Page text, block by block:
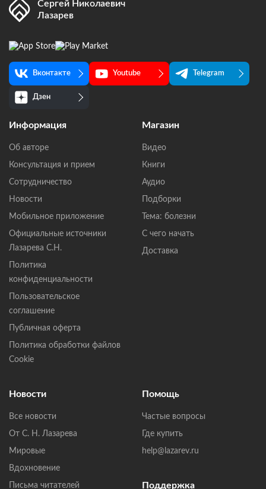
Сергей Николаевич
Лазарев
Вконтакте Youtube Telegram
Дзен
Информация
Об авторе
Консультация и прием
Сотрудничество
Новости
Мобильное приложение
Официальные источники
Лазарева С.Н.
Политика
конфиденциальности
Пользовательское
соглашение
Публичная оферта
Политика обработки файлов
Cookie
Магазин
Видео
Книги
Аудио
Подборки
Тема: болезни
С чего начать
Доставка
Новости
Все новости
От С. Н. Лазарева
Мировые
Вдохновение
Письма читателей
Помощь
Частые вопросы
Где купить
help@lazarev.ru
Поддержка